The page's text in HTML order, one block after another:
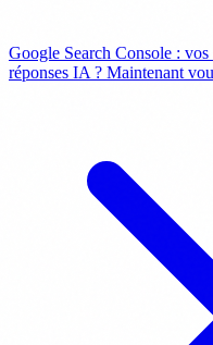
Google Search Console : vos
réponses IA ? Maintenant